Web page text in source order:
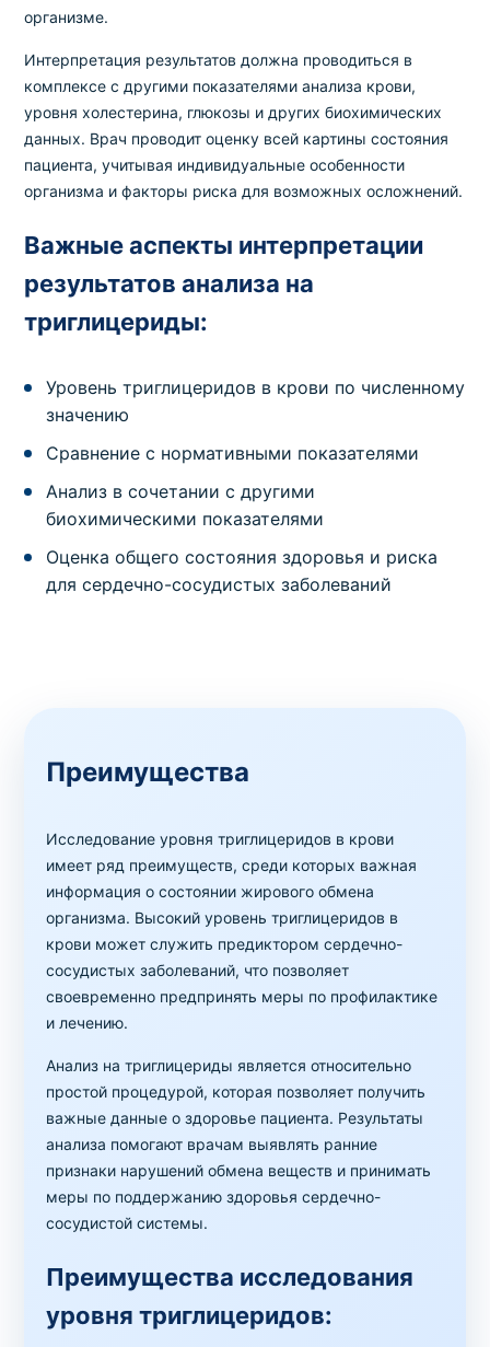
организме.
Интерпретация результатов должна проводиться в
комплексе с другими показателями анализа крови,
уровня холестерина, глюкозы и других биохимических
данных. Врач проводит оценку всей картины состояния
пациента, учитывая индивидуальные особенности
организма и факторы риска для возможных осложнений.
Важные аспекты интерпретации
результатов анализа на
триглицериды:
Уровень триглицеридов в крови по численному
значению
Сравнение с нормативными показателями
Анализ в сочетании с другими
биохимическими показателями
Оценка общего состояния здоровья и риска
для сердечно-сосудистых заболеваний
Преимущества
Исследование уровня триглицеридов в крови
имеет ряд преимуществ, среди которых важная
информация о состоянии жирового обмена
организма. Высокий уровень триглицеридов в
крови может служить предиктором сердечно-
сосудистых заболеваний, что позволяет
своевременно предпринять меры по профилактике
и лечению.
Анализ на триглицериды является относительно
простой процедурой, которая позволяет получить
важные данные о здоровье пациента. Результаты
анализа помогают врачам выявлять ранние
признаки нарушений обмена веществ и принимать
меры по поддержанию здоровья сердечно-
сосудистой системы.
Преимущества исследования
уровня триглицеридов: